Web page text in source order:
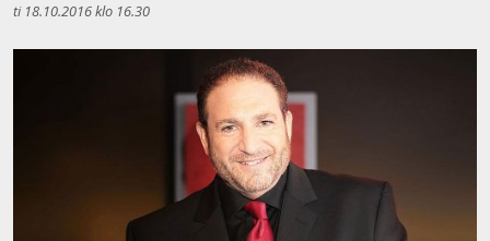
ti 18.10.2016 klo 16.30